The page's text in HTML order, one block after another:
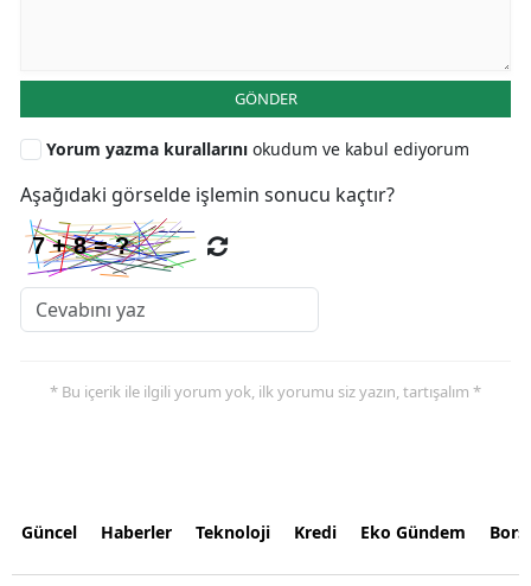
GÖNDER
Yorum yazma kurallarını okudum ve kabul ediyorum
Aşağıdaki görselde işlemin sonucu kaçtır?
* Bu içerik ile ilgili yorum yok, ilk yorumu siz yazın, tartışalım *
Güncel Haberler Teknoloji Kredi Eko Gündem